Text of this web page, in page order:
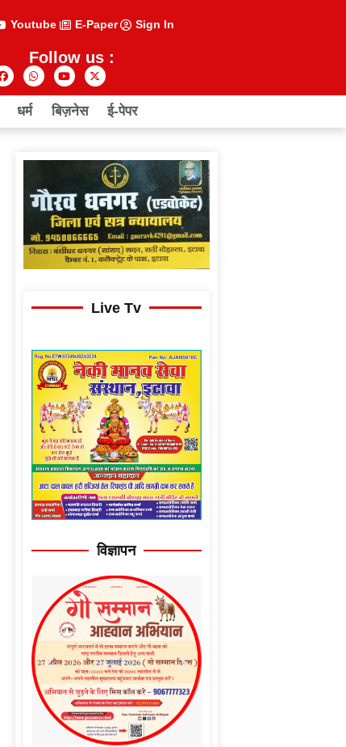
Youtube E-Paper Sign In
Follow us :
धर्म बिज़नेस ई-पेपर
Live Tv
विज्ञापन